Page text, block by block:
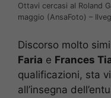
Ottavi cercasi al Roland
maggio (AnsaFoto) –
Discorso molto
Faria e Frances
qualificazioni, sta
all’insegna